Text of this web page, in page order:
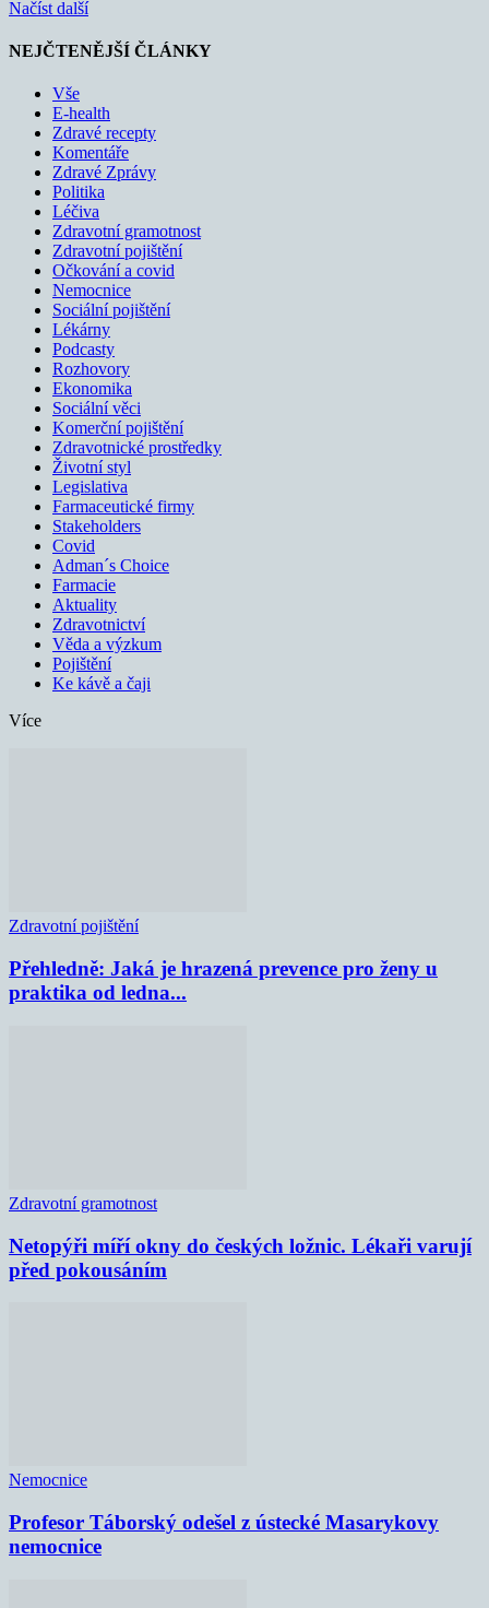
Načíst další
NEJČTENĚJŠÍ ČLÁNKY
Vše
E-health
Zdravé recepty
Komentáře
Zdravé Zprávy
Politika
Léčiva
Zdravotní gramotnost
Zdravotní pojištění
Očkování a covid
Nemocnice
Sociální pojištění
Lékárny
Podcasty
Rozhovory
Ekonomika
Sociální věci
Komerční pojištění
Zdravotnické prostředky
Životní styl
Legislativa
Farmaceutické firmy
Stakeholders
Covid
Adman´s Choice
Farmacie
Aktuality
Zdravotnictví
Věda a výzkum
Pojištění
Ke kávě a čaji
Více
Zdravotní pojištění
Přehledně: Jaká je hrazená prevence pro ženy u
praktika od ledna...
Zdravotní gramotnost
Netopýři míří okny do českých ložnic. Lékaři varují
před pokousáním
Nemocnice
Profesor Táborský odešel z ústecké Masarykovy
nemocnice